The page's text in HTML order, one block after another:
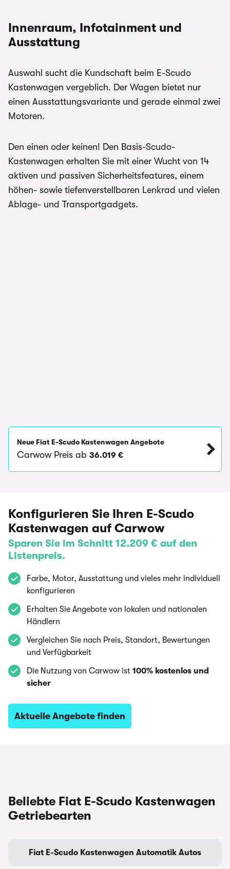
Innenraum, Infotainment und
Ausstattung
Auswahl sucht die Kundschaft beim E-Scudo
Kastenwagen vergeblich. Der Wagen bietet nur
einen Ausstattungsvariante und gerade einmal zwei
Motoren.
Den einen oder keinen! Den Basis-Scudo-
Kastenwagen erhalten Sie mit einer Wucht von 14
aktiven und passiven Sicherheitsfeatures, einem
höhen- sowie tiefenverstellbaren Lenkrad und vielen
Ablage- und Transportgadgets.
Neue Fiat E-Scudo Kastenwagen Angebote
Carwow Preis ab 36.019 €
Konfigurieren Sie Ihren E-Scudo
Kastenwagen auf Carwow
Sparen Sie im Schnitt 12.209 € auf den
Listenpreis.
Farbe, Motor, Ausstattung und vieles mehr individuell
konfigurieren
Erhalten Sie Angebote von lokalen und nationalen
Händlern
Vergleichen Sie nach Preis, Standort, Bewertungen
und Verfügbarkeit
Die Nutzung von Carwow ist 100% kostenlos und
sicher
Aktuelle Angebote finden
Beliebte Fiat E-Scudo Kastenwagen
Getriebearten
Fiat E-Scudo Kastenwagen Automatik Autos